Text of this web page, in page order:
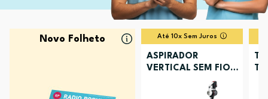
Novo Folheto Até 10x Sem Juros
ASPIRADOR
VERTICAL SEM FIOS
BOSCH BCS711XXL
TV